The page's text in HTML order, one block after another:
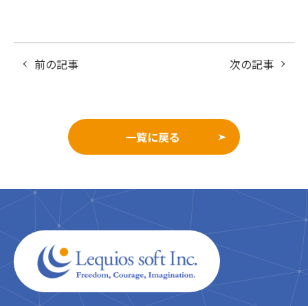
前の記事 次の記事
一覧に戻る